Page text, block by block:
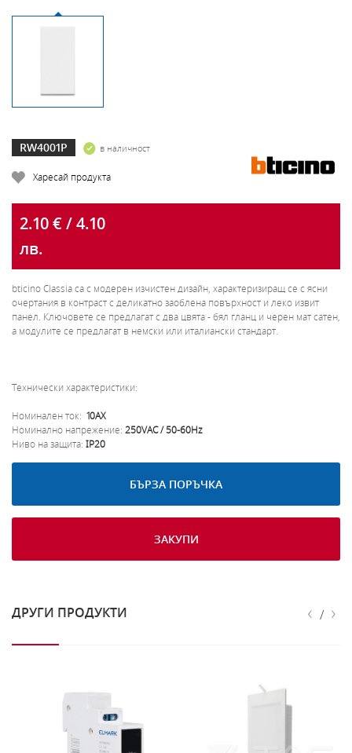
RW4001P в наличност
Харесай продукта
2.10 € / 4.10
лв.
bticino Classia са с модерен изчистен дизайн, характеризиращ се с ясни
очертания в контраст с деликатно заоблена повърхност и леко извит
панел. Ключовете се предлагат с два цвята - бял гланц и черен мат сатен,
а модулите се предлагат в немски или италиански стандарт.
Технически характеристики:
Номинален ток: 10AX
Номинално напрежение: 250VAC / 50-60Hz
Ниво на защита: IP20
БЪРЗА ПОРЪЧКА
ЗАКУПИ
ДРУГИ ПРОДУКТИ ‹ / ›